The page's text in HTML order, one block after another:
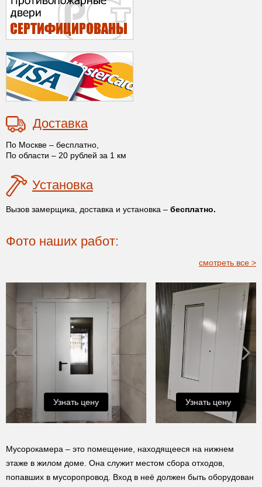
Доставка
По Москве – бесплатно,
По области – 20 рублей за 1 км
Установка
Вызов замерщика, доставка и установка – бесплатно.
Фото наших работ:
смотреть все >
Узнать цену Узнать цену
Мусорокамера – это помещение, находящееся на нижнем
этаже в жилом доме. Она служит местом сбора отходов,
попавших в мусоропровод. Вход в неё должен быть оборудован